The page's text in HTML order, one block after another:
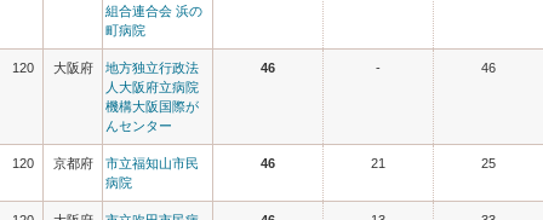
組合連合会 浜の
町病院
120 大阪府
地方独立行政法
人大阪府立病院
機構大阪国際が
んセンター
46 - 46
120 京都府
市立福知山市民
病院
46 21 25